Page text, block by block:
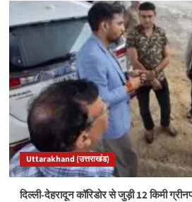
Uttarakhand (उत्तराखंड)
दिल्ली-देहरादून कॉरिडोर से जुड़ी 12 किमी